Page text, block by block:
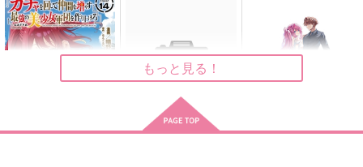
雨、燦燦
まぼろし番外地
漆羽洋児×巳坂奈ツ基
まぼろし番外地
700円（税込）
漆羽洋児×巳坂奈ツ基
サンプル
STAY GOLD
大寒町番外地
もっと見る！